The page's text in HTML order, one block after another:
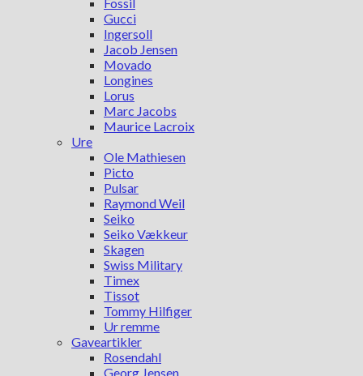
Gucci
Ingersoll
Jacob Jensen
Movado
Longines
Lorus
Marc Jacobs
Maurice Lacroix
Ure
Ole Mathiesen
Picto
Pulsar
Raymond Weil
Seiko
Seiko Vækkeur
Skagen
Swiss Military
Timex
Tissot
Tommy Hilfiger
Ur remme
Gaveartikler
Rosendahl
Georg Jensen